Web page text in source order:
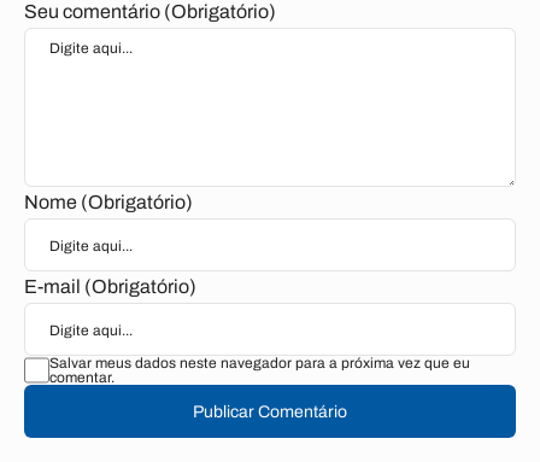
Seu comentário (Obrigatório)
Nome (Obrigatório)
E-mail (Obrigatório)
Salvar meus dados neste navegador para a próxima vez que eu
comentar.
Publicar Comentário